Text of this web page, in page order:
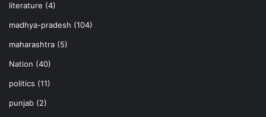
literature (4)
madhya-pradesh (104)
maharashtra (5)
Nation (40)
politics (11)
punjab (2)